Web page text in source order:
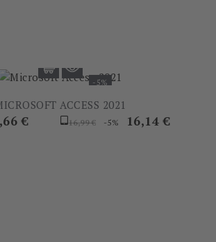
-5%
ACCESS 2021
€
Prezzo
16,99 € -5% Prezzo
16,14 €